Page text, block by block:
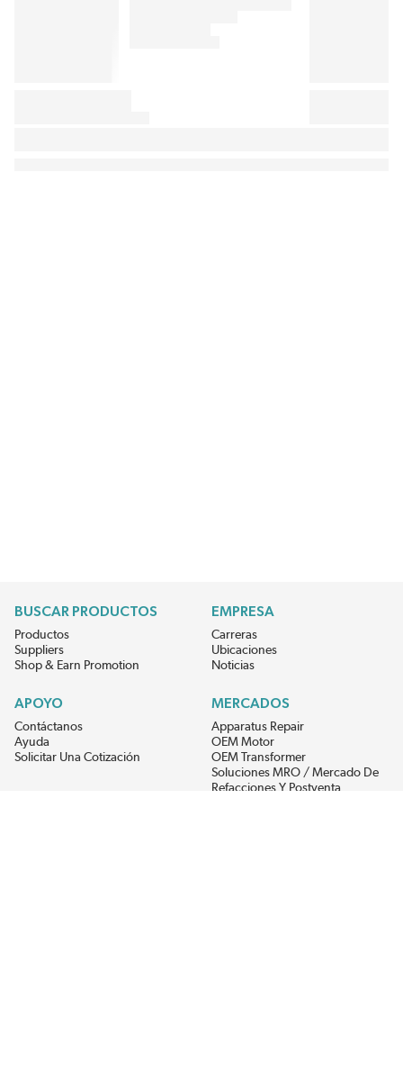
BUSCAR PRODUCTOS
Productos
Suppliers
Shop & Earn Promotion
EMPRESA
Carreras
Ubicaciones
Noticias
APOYO
Contáctanos
Ayuda
Solicitar Una Cotización
MERCADOS
Apparatus Repair
OEM Motor
OEM Transformer
Soluciones MRO / Mercado De
Refacciones Y Postventa